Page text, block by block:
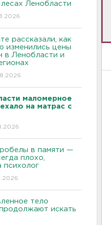
Ленобласти
рассказали, как
изменились цены
в Ленобласти и
маломерное
на матрас с
в памяти —
плохо,
психолог
тело
искать